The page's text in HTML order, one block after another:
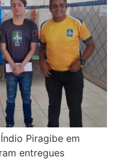
Piragibe em
entregues